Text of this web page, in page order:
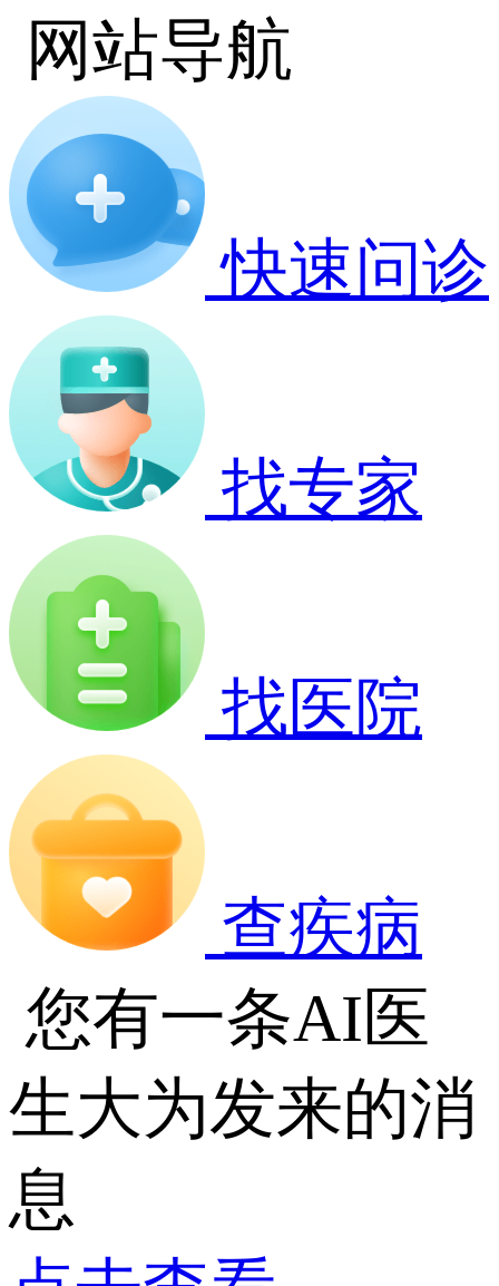
网站导航
快速问诊
找专家
找医院
查疾病
您有一条AI医
生大为发来的消
息